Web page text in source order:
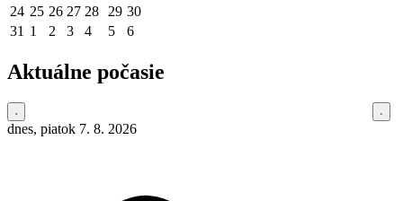
24 25 26 27 28 29 30
31 1 2 3 4 5 6
Aktuálne počasie
dnes, piatok 7. 8. 2026